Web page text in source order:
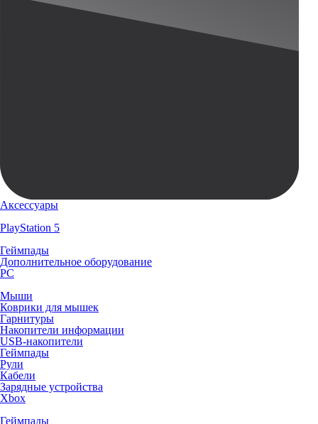
Аксессуары
PlayStation 5
Геймпады
Дополнительное оборудование
PC
Мыши
Коврики для мышек
Гарнитуры
Накопители информации
USB-накопители
Геймпады
Рули
Кабели
Зарядные устройства
Xbox
Геймпады